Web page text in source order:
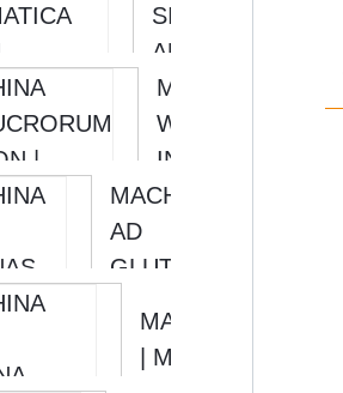
MACHINA AD
GLUTINAS
SIOMAI
AUTOMATICA
AD FACIENDUM
| MACHINA
SIOMAI AD
INVOLUCRUM...
MACHINA AD
WONTON
INVOLUCRANDA
| MACHINA AD
FACENDAM
MACHINA
AD
GLUTINAS
LIXAE,
MACHINA VFFS
| MACHINA